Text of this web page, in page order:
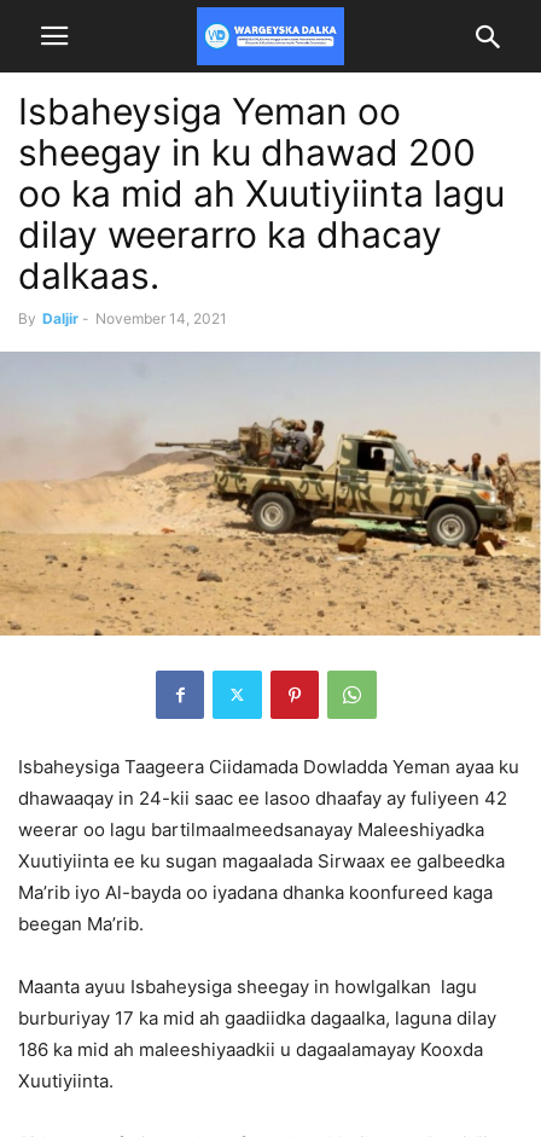
Isbaheysiga Yeman oo
sheegay in ku dhawad 200
oo ka mid ah Xuutiyiinta lagu
dilay weerarro ka dhacay
dalkaas.
By Daljir - November 14, 2021
Isbaheysiga Taageera Ciidamada Dowladda Yeman ayaa ku
dhawaaqay in 24-kii saac ee lasoo dhaafay ay fuliyeen 42
weerar oo lagu bartilmaalmeedsanayay Maleeshiyadka
Xuutiyiinta ee ku sugan magaalada Sirwaax ee galbeedka
Ma’rib iyo Al-bayda oo iyadana dhanka koonfureed kaga
beegan Ma’rib.
Maanta ayuu Isbaheysiga sheegay in howlgalkan lagu
burburiyay 17 ka mid ah gaadiidka dagaalka, laguna dilay
186 ka mid ah maleeshiyaadkii u dagaalamayay Kooxda
Xuutiyiinta.